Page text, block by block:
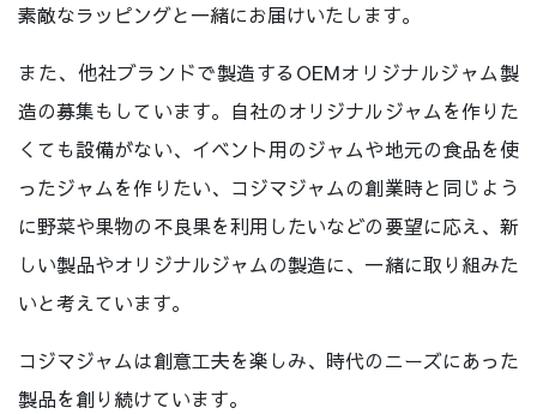
素敵なラッピングと一緒にお届けいたします。
また、他社ブランドで製造するOEMオリジナルジャム製
造の募集もしています。自社のオリジナルジャムを作りた
くても設備がない、イベント用のジャムや地元の食品を使
ったジャムを作りたい、コジマジャムの創業時と同じよう
に野菜や果物の不良果を利用したいなどの要望に応え、新
しい製品やオリジナルジャムの製造に、一緒に取り組みた
いと考えています。
コジマジャムは創意工夫を楽しみ、時代のニーズにあった
製品を創り続けています。